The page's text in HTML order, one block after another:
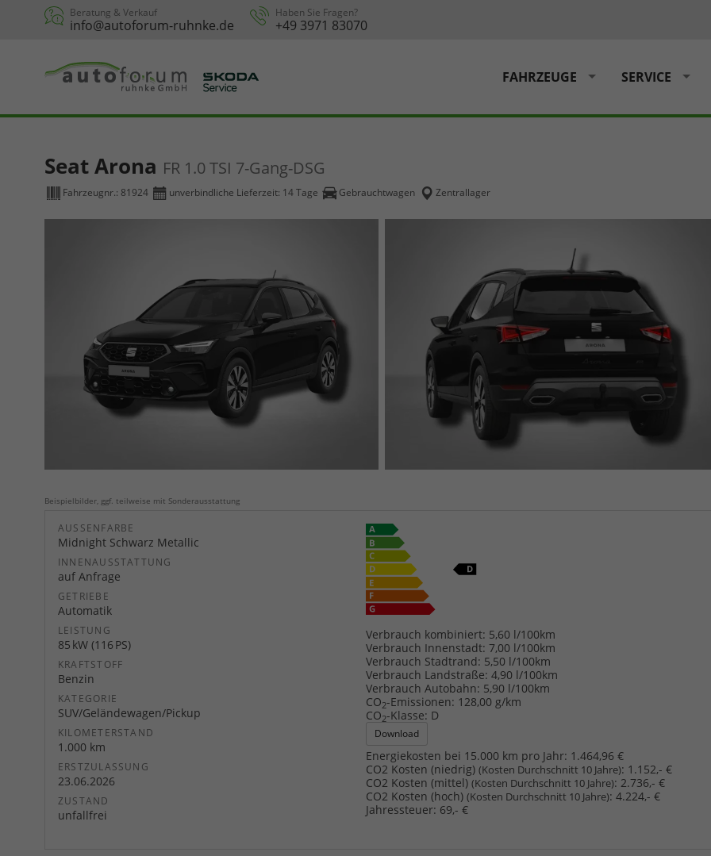
Beratung & Verkauf
info@autoforum-ruhnke.de
Haben Sie Fragen?
+49 3971 83070
FAHRZEUGE SERVICE
Seat Arona FR 1.0 TSI 7-Gang-DSG
Fahrzeugnr.: 81924 unverbindliche Lieferzeit: 14 Tage Gebrauchtwagen Zentrallager
Beispielbilder, ggf. teilweise mit Sonderausstattung
AUSSENFARBE
Midnight Schwarz Metallic
INNENAUSSTATTUNG
auf Anfrage
GETRIEBE
Automatik
LEISTUNG
85 kW (116 PS)
KRAFTSTOFF
Benzin
KATEGORIE
SUV/Geländewagen/Pickup
KILOMETERSTAND
1.000 km
ERSTZULASSUNG
23.06.2026
ZUSTAND
unfallfrei
Verbrauch kombiniert: 5,60 l/100km
Verbrauch Innenstadt: 7,00 l/100km
Verbrauch Stadtrand: 5,50 l/100km
Verbrauch Landstraße: 4,90 l/100km
Verbrauch Autobahn: 5,90 l/100km
CO2-Emissionen: 128,00 g/km
CO2-Klasse: D
Download
Energiekosten bei 15.000 km pro Jahr: 1.464,96 €
CO2 Kosten (niedrig) (Kosten Durchschnitt 10 Jahre): 1.152,- €
CO2 Kosten (mittel) (Kosten Durchschnitt 10 Jahre): 2.736,- €
CO2 Kosten (hoch) (Kosten Durchschnitt 10 Jahre): 4.224,- €
Jahressteuer: 69,- €